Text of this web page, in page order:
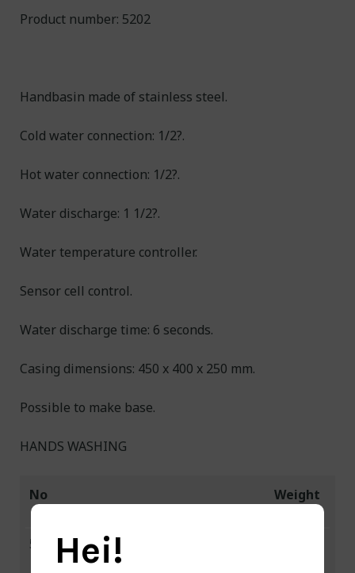
Product number: 5202
Handbasin made of stainless steel.
Cold water connection: 1/2?.
Hot water connection: 1/2?.
Water discharge: 1 1/2?.
Water temperature controller.
Sensor cell control.
Water discharge time: 6 seconds.
Casing dimensions: 450 x 400 x 250 mm.
Possible to make base.
HANDS WASHING
No
Weight
520201
sensor cell in spout - with
mixer tap, power supply 230 V,
Hei!